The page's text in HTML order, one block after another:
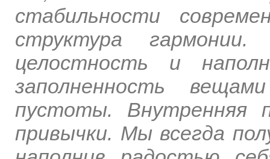
стабильности
структура
целостность и
заполненность
пустоты. Внутренняя
привычки. Мы всегда